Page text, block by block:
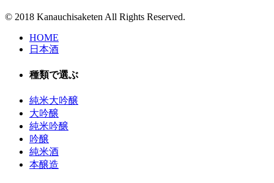
© 2018 Kanauchisaketen All Rights Reserved.
HOME
日本酒
種類で選ぶ
純米大吟醸
大吟醸
純米吟醸
吟醸
純米酒
本醸造